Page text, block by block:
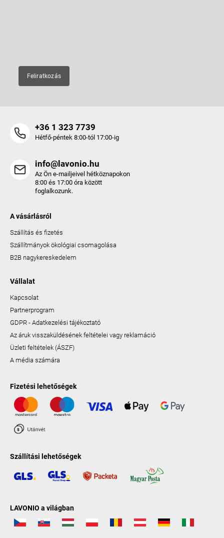
Feliratkozás
+36 1 323 7739
Hétfő-péntek 8:00-tól 17:00-ig
info@lavonio.hu
Az Ön e-mailjeivel hétköznapokon
8:00 és 17:00 óra között
foglalkozunk.
A vásárlásról
Szállítás és fizetés
Szállítmányok ökológiai csomagolása
B2B nagykereskedelem
Vállalat
Kapcsolat
Partnerprogram
GDPR - Adatkezelési tájékoztató
Az áruk visszaküldésének feltételei vagy reklamáció
Üzleti feltételek (ÁSZF)
A média számára
Fizetési lehetőségek
Szállítási lehetőségek
LAVONIO a világban